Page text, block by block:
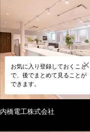
お気に入り登録しておくこと
で、後でまとめて見ることが
できます。
内橋電工株式会社